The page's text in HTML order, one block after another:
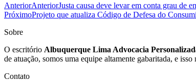
AnteriorAnteriorJusta causa deve levar em conta grau de
PróximoProjeto que atualiza Código de Defesa do
Sobre
O escritório Albuquerque Lima Advocacia
de atuação, somos uma equipe altamente gabaritada, e
Contato